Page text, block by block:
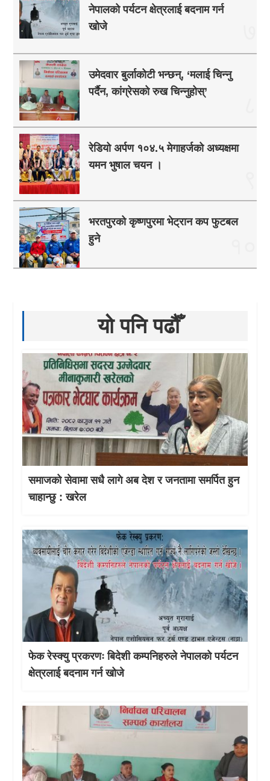
नेपालको पर्यटन क्षेत्रलाई बदनाम गर्न
खोजे
उमेदवार बुर्लाकोटी भन्छन्, ‘मलाई चिन्नु
पर्दैन, कांग्रेसको रुख चिन्नुहोस्’
रेडियो अर्पण १०४.५ मेगाहर्जको अध्यक्षमा
यमन भुषाल चयन ।
भरतपुरको कृष्णपुरमा भेट्रान कप फुटबल
हुने
यो पनि पढौँ
समाजको सेवामा सधै लागे अब देश र जनतामा समर्पित हुन
चाहान्छु : खरेल
फेक रेस्क्यु प्रकरणः बिदेशी कम्पनिहरुले नेपालको पर्यटन
क्षेत्रलाई बदनाम गर्न खोजे